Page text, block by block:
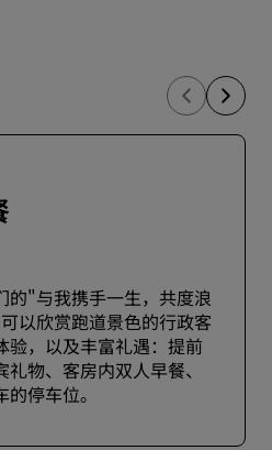
的"与我携手一生，共度浪
以欣赏跑道景色的行政客
验，以及丰富礼遇：提前
物、客房内双人早餐、
停车位。